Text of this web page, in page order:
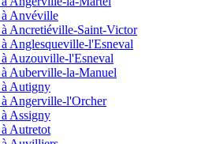
à Anvéville
à Ancretiéville-Saint-Victor
Anglesqueville-l'Esneval
à Auzouville-l'Esneval
à Auberville-la-Manuel
à Autigny
à Angerville-l'Orcher
Assigny
Autretot